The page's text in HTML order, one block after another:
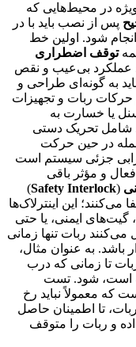
در محیط‌هایی که
پس از نصب باید با در
شود. اولین خط
توقف اضطراری
عملکرد بی‌عیب و نقص
به گونه‌ای طراحی و
حرکات ربات و تجهیزات
یا خسارت به
شامل تحریک دستی
در حین حرکت
جزئی سیستم است
و مؤثر باقی
(
Safety Interlock
)
این اینترلاک‌ها
ایمنی، یا حتی
ربات تنها زمانی
باشد. به عنوان مثال،
تا زمانی که درب
است، شود. تست
که معمولاً نباید رخ
تا اطمینان حاصل
و ربات را متوقف